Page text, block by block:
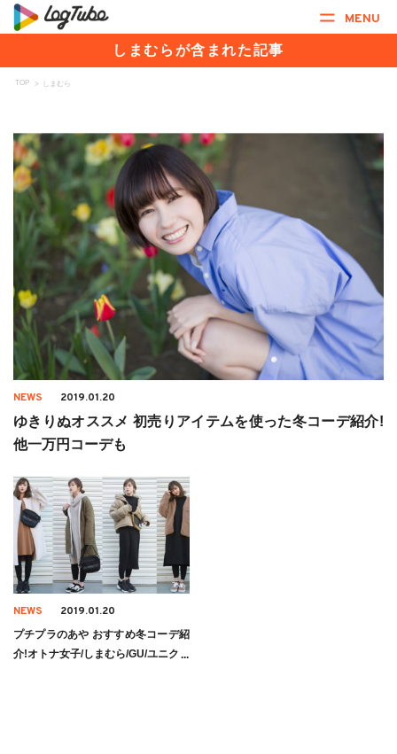
MENU
しまむらが含まれた記事
TOP > しまむら
NEWS 2019.01.20
ゆきりぬオススメ 初売りアイテムを使った冬コーデ紹介!
他一万円コーデも
NEWS 2019.01.20
プチプラのあや おすすめ冬コーデ紹
介!オトナ女子/しまむら/GU/ユニクロ